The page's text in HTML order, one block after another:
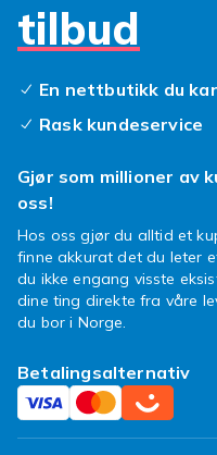
Xperia XZ1
også en smart
favorittserien din
med
Våre stilrene
passer din
klumpete lommer
deg organisert og
Gjør hverdagen litt
Finn ditt perfekte
Compact
gi telefonen din den
fortjener!
tilbud
En nettbutikk du
Rask kundeservice
Gjør som millioner av
oss!
Hos oss gjør du alltid et
finne akkurat det du leter
du ikke engang visste
dine ting direkte fra våre
du bor i Norge.
Betalingsalternativ